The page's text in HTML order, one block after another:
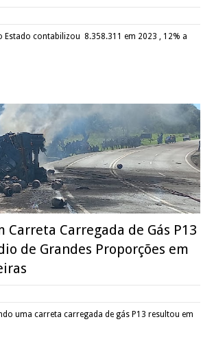
Estado contabilizou 8.358.311 em 2023 , 12% a
Carreta Carregada de Gás P13
de Grandes Proporções em
uma carreta carregada de gás P13 resultou em